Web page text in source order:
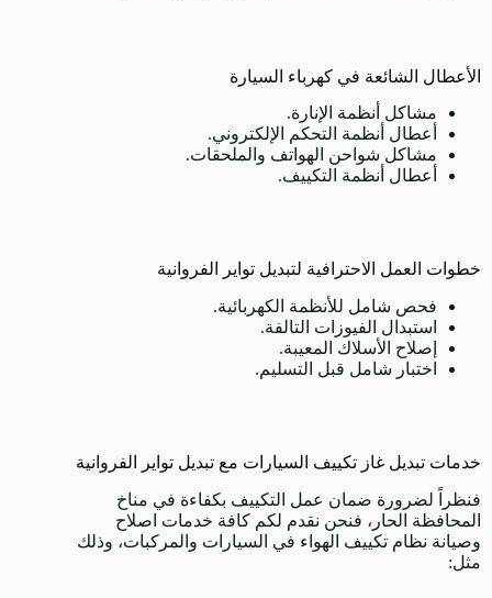
الأعطال الشائعة في كهرباء السيارة
مشاكل أنظمة الإنارة.
أعطال أنظمة التحكم الإلكتروني.
مشاكل شواحن الهواتف والملحقات.
أعطال أنظمة التكييف.
خطوات العمل الاحترافية لتبديل تواير الفروانية
فحص شامل للأنظمة الكهربائية.
استبدال الفيوزات التالفة.
إصلاح الأسلاك المعيبة.
اختبار شامل قبل التسليم.
خدمات تبديل غاز تكييف السيارات مع تبديل تواير الفروانية
فنظراً لضرورة ضمان عمل التكييف بكفاءة في مناخ
المحافظة الحار، فنحن نقدم لكم كافة خدمات اصلاح
وصيانة نظام تكييف الهواء في السيارات والمركبات، وذلك
مثل: